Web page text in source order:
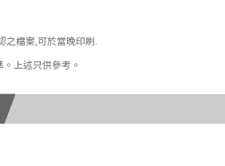
之檔案,可於當晚印刷.
上述只供參考。